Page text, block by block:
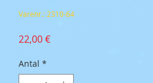
Varenr.: 2310-64
22,00 €Pris
Antal *